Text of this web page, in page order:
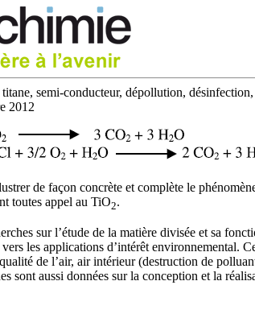
semi-conducteur, dépollution,
2012
de façon concrète et complète le
toutes appel au TiO2.
sur l’étude de la matière divisée et sa
les applications d’intérêt environnemental.
de l’air, air intérieur (destruction de
sont aussi données sur la conception et la